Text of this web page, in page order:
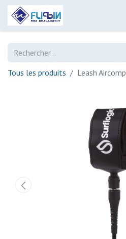
Tous les produits Leash Aircomp